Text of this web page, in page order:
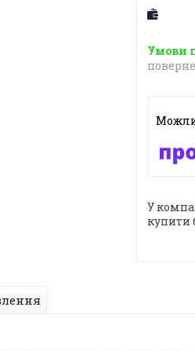
У
купити